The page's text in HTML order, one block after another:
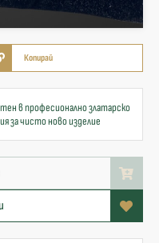
Копирай
в професионално златарско
за чисто ново изделие